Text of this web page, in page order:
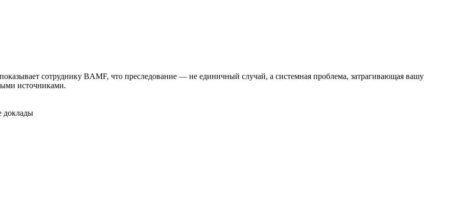
сотруднику BAMF, что преследование — не единичный случай, а системная проблема, затрагивающая вашу
источниками.
доклады